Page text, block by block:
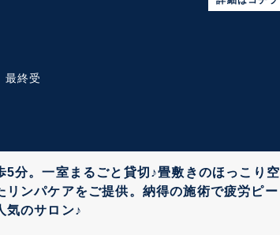
終受
5分。一室まるごと貸切♪畳敷きのほっこり空
リンパケアをご提供。納得の施術で疲労ピー
気のサロン♪